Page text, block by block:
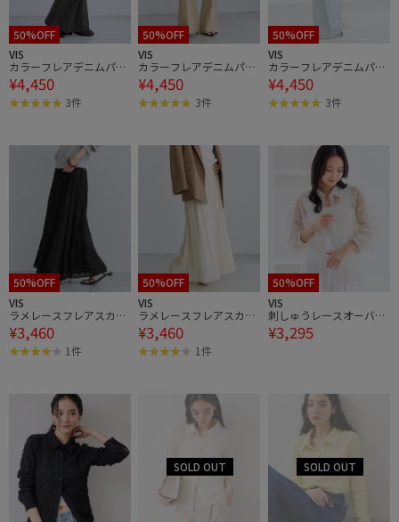
50%OFF
VIS
カラーフレアデニムパン
ツ
¥4,450
3件
50%OFF
VIS
カラーフレアデニムパン
ツ
¥4,450
3件
50%OFF
VIS
カラーフレアデニムパン
ツ
¥4,450
3件
50%OFF
VIS
ラメレースフレアスカー
ト
¥3,460
1件
50%OFF
VIS
ラメレースフレアスカー
ト
¥3,460
1件
50%OFF
VIS
刺しゅうレースオーバー
シャツ
¥3,295